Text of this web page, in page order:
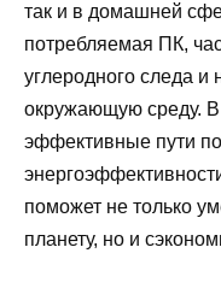
так и в домашней
потребляемая ПК,
углеродного следа и
окружающую среду. В
эффективные пути
поможет не только
планету, но и